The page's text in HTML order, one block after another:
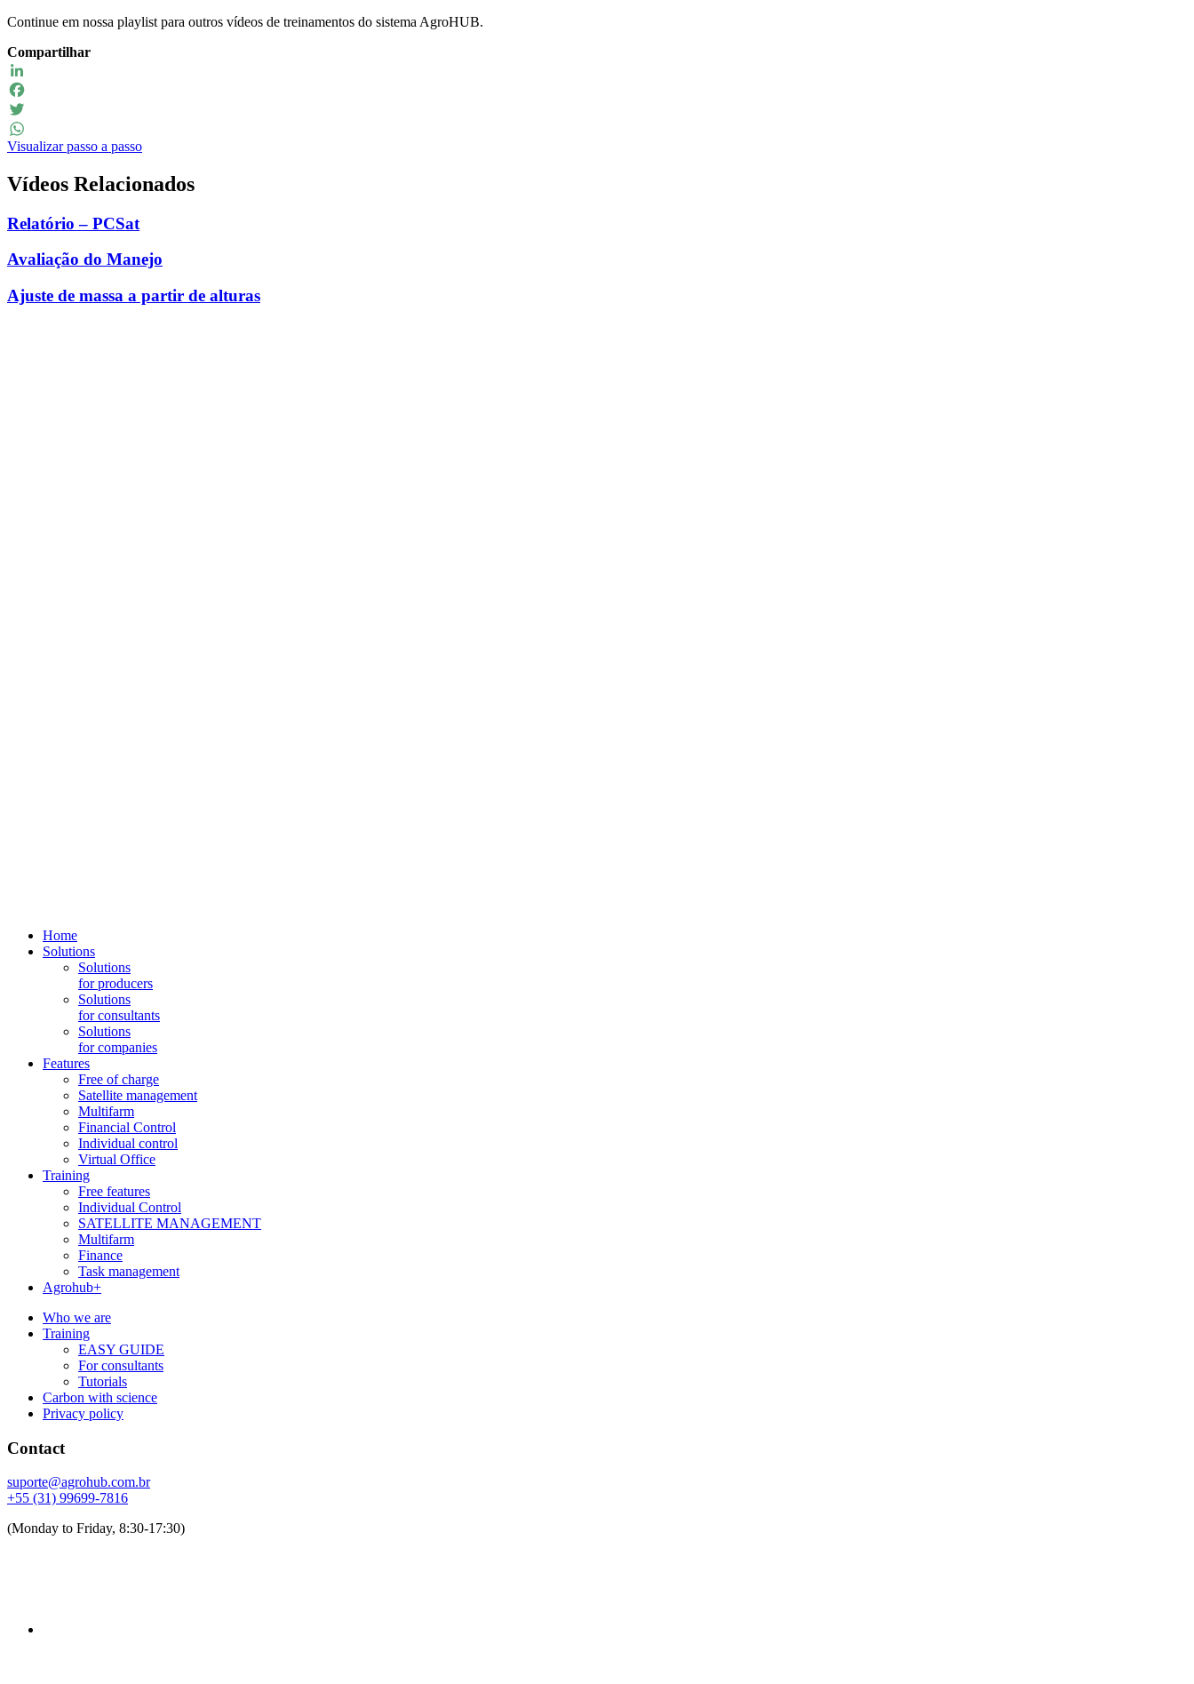
Continue em nossa playlist para outros vídeos de treinamentos do sistema AgroHUB.
Compartilhar
LinkedIn
Facebook
Twitter
WhatsApp
Visualizar passo a passo
Vídeos Relacionados
Relatório – PCSat
Avaliação do Manejo
Ajuste de massa a partir de alturas
Home
Solutions
Solutions
for producers
Solutions
for consultants
Solutions
for companies
Features
Free of charge
Satellite management
Multifarm
Financial Control
Individual control
Virtual Office
Training
Free features
Individual Control
SATELLITE MANAGEMENT
Multifarm
Finance
Task management
Agrohub+
Who we are
Training
EASY GUIDE
For consultants
Tutorials
Carbon with science
Privacy policy
Contact
suporte@agrohub.com.br
+55 (31) 99699-7816
(Monday to Friday, 8:30-17:30)